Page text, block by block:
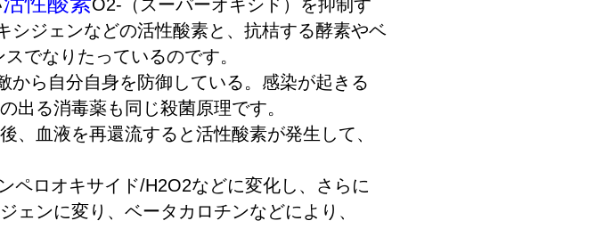
O2-（スーパーオキシド）を抑制す
ジェンなどの活性酸素と、抗桔する酵素やベ
でなりたっているのです。
ら自分自身を防御している。感染が起きる
出る消毒薬も同じ殺菌原理です。
、血液を再還流すると活性酸素が発生して、
ペロオキサイド/H2O2などに変化し、さらに
ェンに変り、ベータカロチンなどにより、